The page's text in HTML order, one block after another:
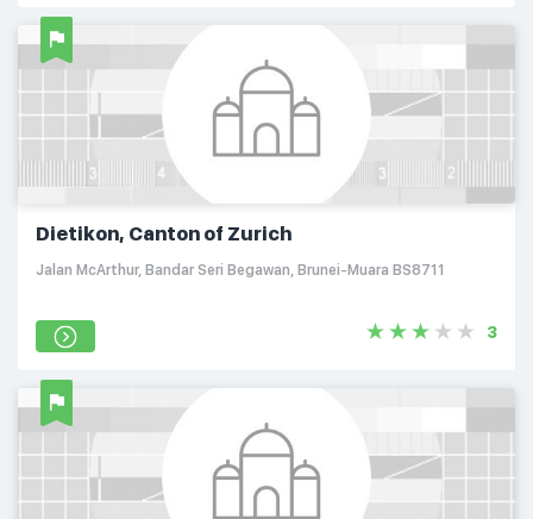
Dietikon, Canton of Zurich
Jalan McArthur, Bandar Seri Begawan, Brunei-Muara BS8711
3